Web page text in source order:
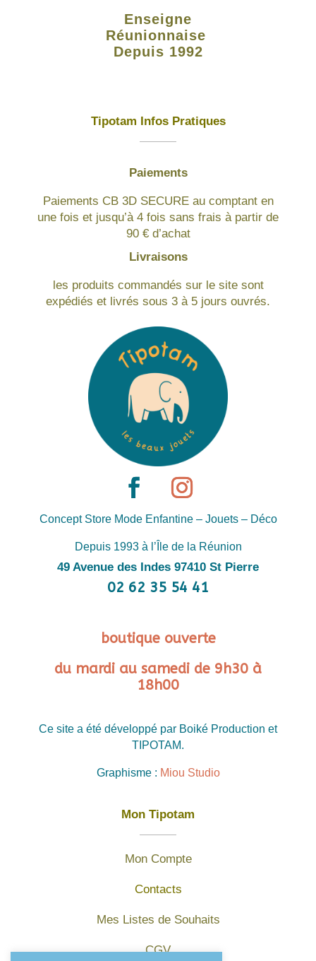
Enseigne
Réunionnaise
Depuis 1992
Tipotam Infos Pratiques
Paiements
Paiements CB 3D SECURE au comptant en
une fois et jusqu’à 4 fois sans frais à partir de
90 € d’achat
Livraisons
les produits commandés sur le site sont
expédiés et livrés sous 3 à 5 jours ouvrés.
Concept Store Mode Enfantine – Jouets – Déco
Depuis 1993 à l’Île de la Réunion
49 Avenue des Indes 97410 St Pierre
02 62 35 54 41
boutique ouverte
du mardi au samedi de 9h30 à
18h00
Ce site a été développé par Boiké Production et
TIPOTAM.
Graphisme : Miou Studio
Mon Tipotam
Mon Compte
Contacts
Mes Listes de Souhaits
CGV